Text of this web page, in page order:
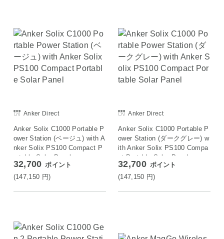
Anker Direct
Anker Solix C1000 Portable P
ower Station (ベージュ) with A
nker Solix PS100 Compact P
ortable Solar Panel
32,700 ポイント
(147,150 円)
Anker Direct
Anker Solix C1000 Portable P
ower Station (ダークグレー) w
ith Anker Solix PS100 Compa
ct Portable Solar Panel
32,700 ポイント
(147,150 円)